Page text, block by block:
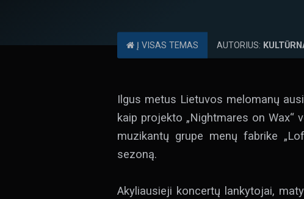
Į VISAS TEMAS AUTORIUS:
Ilgus metus Lietuvos melomanų
kaip projekto „Nightmares on
muzikantų grupe menų fabrike
sezoną.
Akyliausieji koncertų lankytojai,